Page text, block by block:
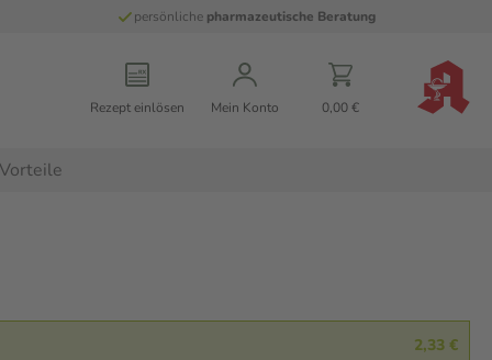
persönliche pharmazeutische Beratung
Rezept einlösen Mein Konto 0,00 €
Vorteile
2,33 €